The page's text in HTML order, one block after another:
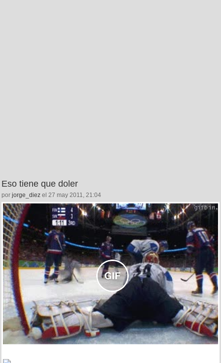
Eso tiene que doler
por jorge_diez el 27 may 2011, 21:04